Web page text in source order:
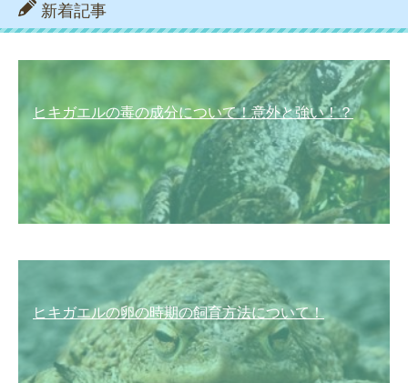
新着記事
ヒキガエルの毒の成分について！意外と強い！？
ヒキガエルの卵の時期の飼育方法について！